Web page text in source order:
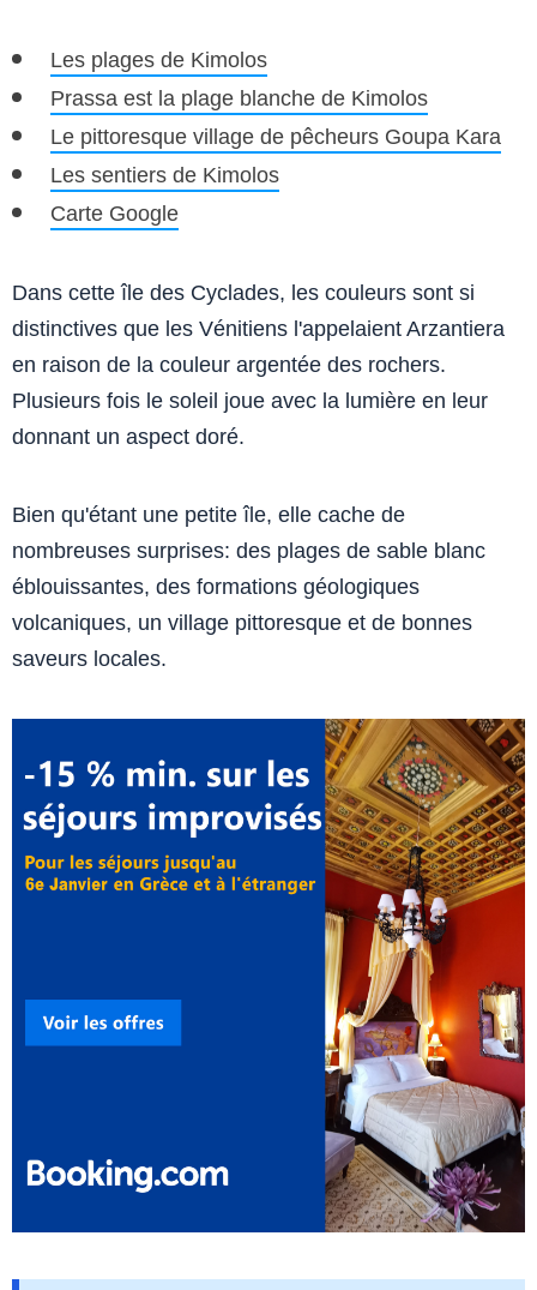
Les plages de Kimolos
Prassa est la plage blanche de Kimolos
Le pittoresque village de pêcheurs Goupa Kara
Les sentiers de Kimolos
Carte Google
Dans cette île des Cyclades, les couleurs sont si
distinctives que les Vénitiens l'appelaient Arzantiera
en raison de la couleur argentée des rochers.
Plusieurs fois le soleil joue avec la lumière en leur
donnant un aspect doré.
Bien qu'étant une petite île, elle cache de
nombreuses surprises: des plages de sable blanc
éblouissantes, des formations géologiques
volcaniques, un village pittoresque et de bonnes
saveurs locales.